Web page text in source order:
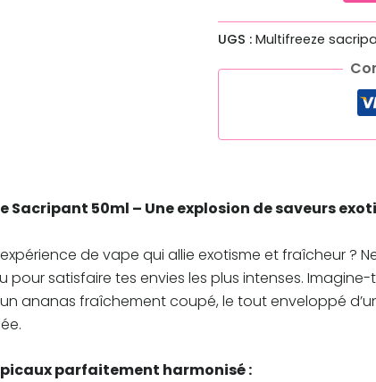
UGS : Multifreeze
Sacripant 50ml – Une explosion de saveurs
de vape qui allie exotisme et fraîcheur ?
pour satisfaire tes envies les plus intenses.
ananas fraîchement coupé, le tout enveloppé
parfaitement harmonisé :